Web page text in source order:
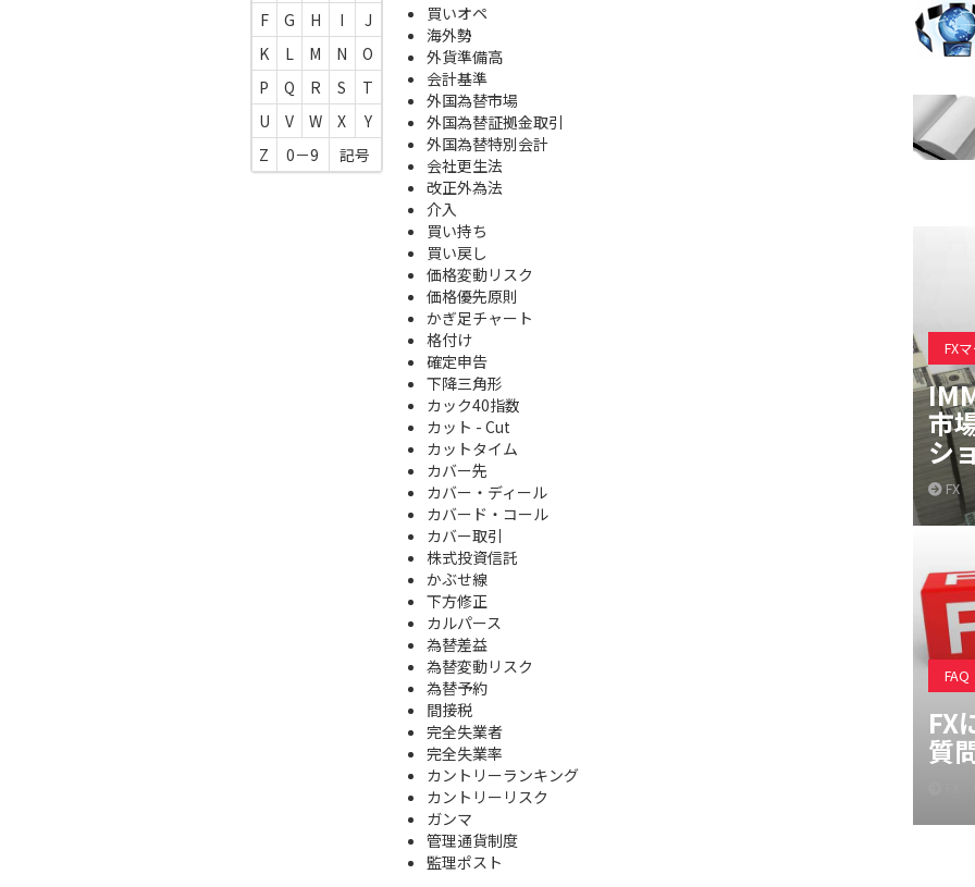
買いオペ
海外勢
外貨準備高
会計基準
外国為替市場
外国為替証拠金取引
外国為替特別会計
会社更生法
改正外為法
介入
買い持ち
買い戻し
価格変動リスク
価格優先原則
かぎ足チャート
格付け
確定申告
下降三角形
カック40指数
カット - Cut
カットタイム
カバー先
カバー・ディール
カバード・コール
カバー取引
株式投資信託
かぶせ線
下方修正
カルパース
為替差益
為替変動リスク
為替予約
間接税
完全失業者
完全失業率
カントリーランキング
カントリーリスク
ガンマ
管理通貨制度
監理ポスト
F
G H I
J
K
L M N
O
P
Q R S
T
U
V W X
Y
Z
0－9 記号
FX
市
シ
FX
FAQ
FX
質